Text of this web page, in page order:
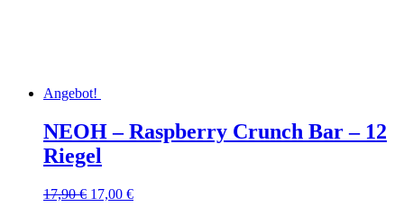
Angebot!
NEOH – Raspberry Crunch Bar – 12
Riegel
17,90€ Ursprünglicher
17,00 €Aktueller